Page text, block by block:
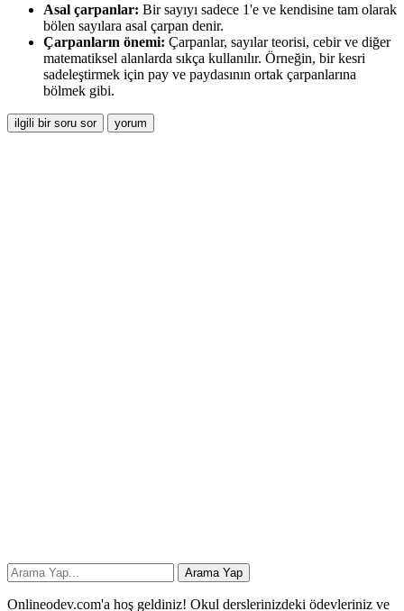
Asal çarpanlar: Bir sayıyı sadece 1'e ve kendisine tam olarak
bölen sayılara asal çarpan denir.
Çarpanların önemi: Çarpanlar, sayılar teorisi, cebir ve diğer
matematiksel alanlarda sıkça kullanılır. Örneğin, bir kesri
sadeleştirmek için pay ve paydasının ortak çarpanlarına
bölmek gibi.
Onlineodev.com'a hoş geldiniz! Okul derslerinizdeki ödevleriniz ve